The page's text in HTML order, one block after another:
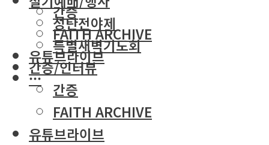
간증
FAITH ARCHIVE
유튜브라이브
···
성탄전야제
특별새벽기도회
간증/인터뷰
간증
FAITH ARCHIVE
유튜브라이브